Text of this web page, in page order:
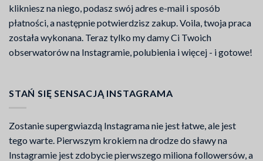
klikniesz na niego, podasz swój adres e-mail i sposób
płatności, a następnie potwierdzisz zakup. Voila, twoja praca
została wykonana. Teraz tylko my damy Ci Twoich
obserwatorów na Instagramie, polubienia i więcej - i gotowe!
STAŃ SIĘ SENSACJĄ INSTAGRAMA
Zostanie supergwiazdą Instagrama nie jest łatwe, ale jest
tego warte. Pierwszym krokiem na drodze do sławy na
Instagramie jest zdobycie pierwszego miliona followersów, a